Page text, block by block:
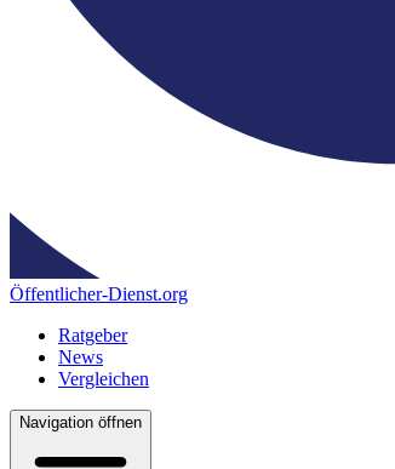
Öffentlicher-Dienst.org
Ratgeber
News
Vergleichen
Navigation öffnen